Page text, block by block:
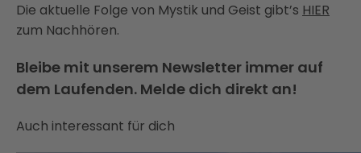
Die aktuelle Folge von Mystik und Geist gibt’s HIER
zum Nachhören.
Bleibe mit unserem Newsletter immer auf
dem Laufenden. Melde dich direkt an!
Auch interessant für dich